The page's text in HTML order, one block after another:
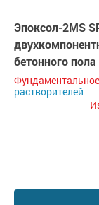
Эпоксол-2MS
бетонного
растворителей